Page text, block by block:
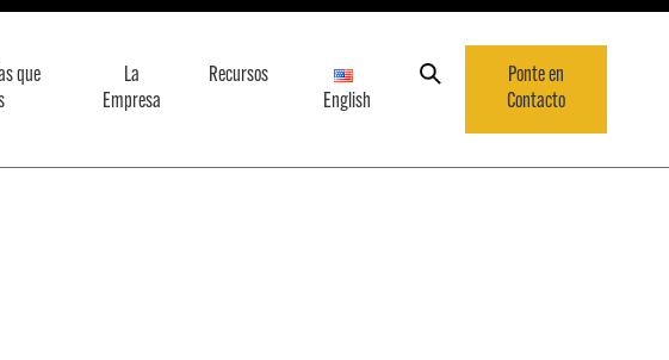
que
La
Empresa
Recursos
English
Ponte en
Contacto